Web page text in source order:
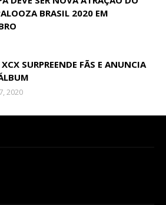
BRASIL 2020 EM
SURPREENDE FÃS E ANUNCIA
2020